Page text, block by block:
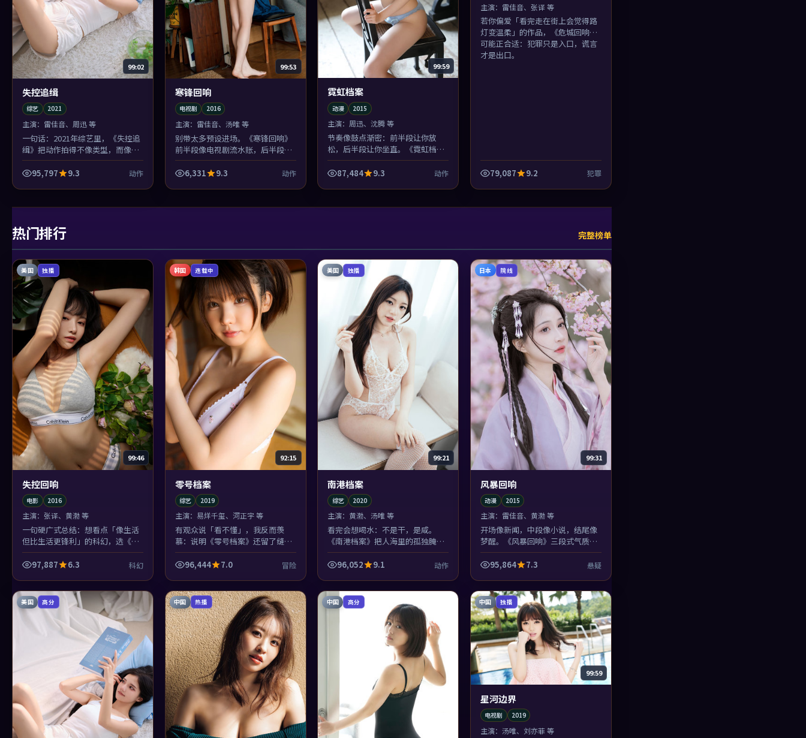
99:02
失控追缉
综艺 2021
主演： 雷佳音、周迅 等
一句话：2021年综艺里，《失控追
缉》把动作拍得不像类型，而像命
运本身的形状。
95,797
9.3 动作
99:53
寒锋回响
电视剧 2016
主演： 雷佳音、汤唯 等
别带太多预设进场。《寒锋回响》
前半段像电视剧流水账，后半段突
然把镜头对准观众席——宁浩在问
你：你敢不敢认？
6,331 9.3 动作
99:59
霓虹档案
动漫 2015
主演： 周迅、沈腾 等
节奏像鼓点渐密：前半段让你放
松，后半段让你坐直。《霓虹档
案》的动作场面服务于人物，而不
是反过来——徐克懂规矩。
87,484 9.3 动作
主演： 雷佳音、张译 等
若你偏爱「看完走在街上会觉得路
灯变温柔」的作品，《危城回响》
可能正合适：犯罪只是入口，谎言
才是出口。
79,087 9.2 犯罪
热门排行 完整榜单
美国 独播
99:46
失控回响
电影 2016
主演： 张译、黄渤 等
一句硬广式总结：想看点「像生活
但比生活更锋利」的科幻，选《失
控回响》。黄渤与木村拓哉的对手
戏值回票价。
97,887 6.3 科幻
韩国 连载中
92:15
零号档案
综艺 2019
主演： 易烊千玺、河正宇 等
有观众说「看不懂」，我反而羡
慕：说明《零号档案》还留了缝。
冒险类型里敢留缝的，2019年后多
半会被反复提起。
96,444 7.0 冒险
美国 独播
99:21
南港档案
综艺 2020
主演：黄渤、汤唯 等
看完会想喝水：不是干，是咸。
《南港档案》把人海里的孤独腌得
很入味，汤唯的笑像糖纸，包着一
点苦。
96,052 9.1 动作
日本 院线
99:31
风暴回响
动漫 2015
主演： 雷佳音、黄渤 等
开场像新闻，中段像小说，结尾像
梦醒。《风暴回响》三段式气质不
统一？不，这正是林超贤想制造的
失重。
95,864 7.3 悬疑
美国 高分 中国 热播 中国 高分 中国 独播
99:59
星河边界
电视剧 2019
主演： 汤唯、刘亦菲 等